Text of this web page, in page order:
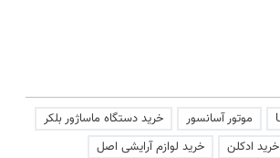
موتور آسانسور
خرید دستگاه ماساژور بلکر
خرید ادکلن
خرید لوازم آرایشی اصل